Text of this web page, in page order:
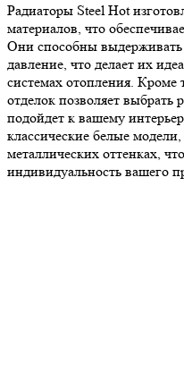
Радиаторы Steel Hot
материалов, что
Они способны
давление, что делает их
системах отопления. Кроме
отделок позволяет выбрать
подойдет к вашему
классические белые
металлических оттенках,
индивидуальность вашего